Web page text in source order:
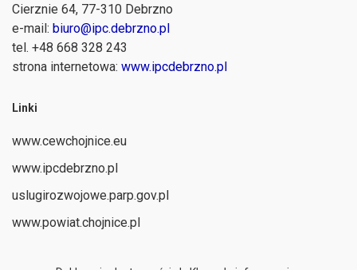
Cierznie 64, 77-310 Debrzno
e-mail: biuro@ipc.debrzno.pl
tel. +48 668 328 243
strona internetowa: www.ipcdebrzno.pl
Linki
www.cewchojnice.eu
www.ipcdebrzno.pl
uslugirozwojowe.parp.gov.pl
www.powiat.chojnice.pl